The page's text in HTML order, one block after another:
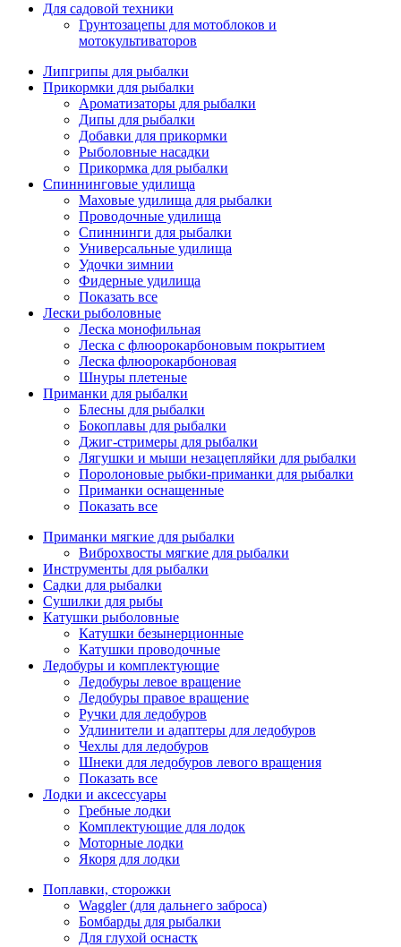
Для садовой техники
Грунтозацепы для мотоблоков и
мотокультиваторов
Липгрипы для рыбалки
Прикормки для рыбалки
Ароматизаторы для рыбалки
Дипы для рыбалки
Добавки для прикормки
Рыболовные насадки
Прикормка для рыбалки
Спиннинговые удилища
Маховые удилища для рыбалки
Проводочные удилища
Спиннинги для рыбалки
Универсальные удилища
Удочки зимнии
Фидерные удилища
Показать все
Лески рыболовные
Леска монофильная
Леска с флюорокарбоновым покрытием
Леска флюорокарбоновая
Шнуры плетеные
Приманки для рыбалки
Блесны для рыбалки
Бокоплавы для рыбалки
Джиг-стримеры для рыбалки
Лягушки и мыши незацепляйки для рыбалки
Поролоновые рыбки-приманки для рыбалки
Приманки оснащенные
Показать все
Приманки мягкие для рыбалки
Виброхвосты мягкие для рыбалки
Инструменты для рыбалки
Садки для рыбалки
Сушилки для рыбы
Катушки рыболовные
Катушки безынерционные
Катушки проводочные
Ледобуры и комплектующие
Ледобуры левое вращение
Ледобуры правое вращение
Ручки для ледобуров
Удлинители и адаптеры для ледобуров
Чехлы для ледобуров
Шнеки для ледобуров левого вращения
Показать все
Лодки и аксессуары
Гребные лодки
Комплектующие для лодок
Моторные лодки
Якоря для лодки
Поплавки, сторожки
Waggler (для дальнего заброса)
Бомбарды для рыбалки
Для глухой оснастк